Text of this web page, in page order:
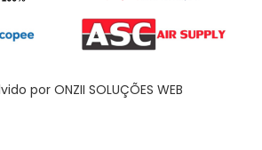
por ONZII SOLUÇÕES WEB